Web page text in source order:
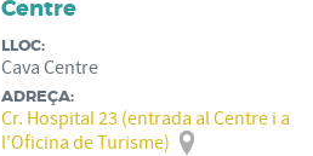
Centre
LLOC:
Cava Centre
ADREÇA:
Cr. Hospital 23 (entrada al Centre i a
l'Oficina de Turisme)